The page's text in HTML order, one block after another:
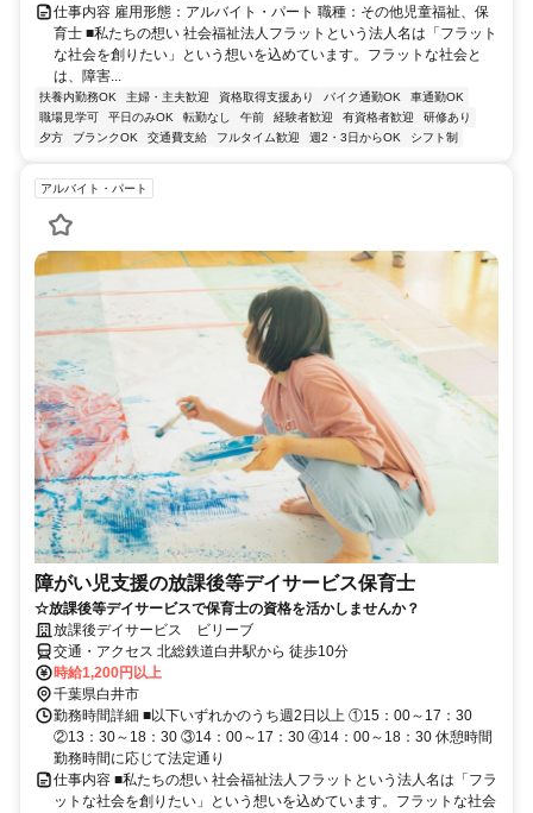
仕事内容 雇用形態：アルバイト・パート 職種：その他児童福祉、保
育士 ■私たちの想い 社会福祉法人フラットという法人名は「フラット
な社会を創りたい」という想いを込めています。フラットな社会と
は、障害...
扶養内勤務OK 主婦・主夫歓迎 資格取得支援あり バイク通勤OK
車通勤OK
職場見学可
平日のみOK 転勤なし 午前 経験者歓迎 有資格者歓迎
研修あり
夕方
ブランクOK 交通費支給 フルタイム歓迎 週2・3日からOK シフト制
アルバイト・パート
障がい児支援の放課後等デイサービス保育士
☆放課後等デイサービスで保育士の資格を活かしませんか？
放課後デイサービス ビリーブ
交通・アクセス 北総鉄道白井駅から 徒歩10分
時給1,200円以上
千葉県白井市
勤務時間詳細 ■以下いずれかのうち週2日以上 ①15：00～17：30
②13：30～18：30 ③14：00～17：30 ④14：00～18：30 休憩時間
勤務時間に応じて法定通り
仕事内容 ■私たちの想い 社会福祉法人フラットという法人名は「フラ
ットな社会を創りたい」という想いを込めています。フラットな社会